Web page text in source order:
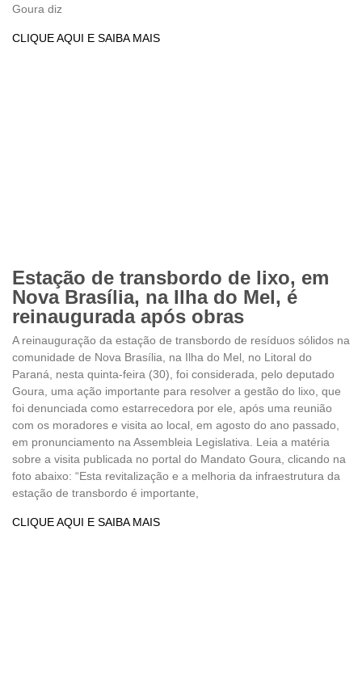
Goura diz
CLIQUE AQUI E SAIBA MAIS
Estação de transbordo de lixo, em
Nova Brasília, na Ilha do Mel, é
reinaugurada após obras
A reinauguração da estação de transbordo de resíduos sólidos na
comunidade de Nova Brasília, na Ilha do Mel, no Litoral do
Paraná, nesta quinta-feira (30), foi considerada, pelo deputado
Goura, uma ação importante para resolver a gestão do lixo, que
foi denunciada como estarrecedora por ele, após uma reunião
com os moradores e visita ao local, em agosto do ano passado,
em pronunciamento na Assembleia Legislativa. Leia a matéria
sobre a visita publicada no portal do Mandato Goura, clicando na
foto abaixo: “Esta revitalização e a melhoria da infraestrutura da
estação de transbordo é importante,
CLIQUE AQUI E SAIBA MAIS